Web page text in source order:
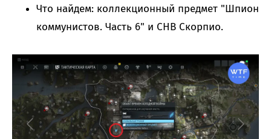
Что найдем: коллекционный предмет "Шпион
коммунистов. Часть 6" и СНВ Скорпио.